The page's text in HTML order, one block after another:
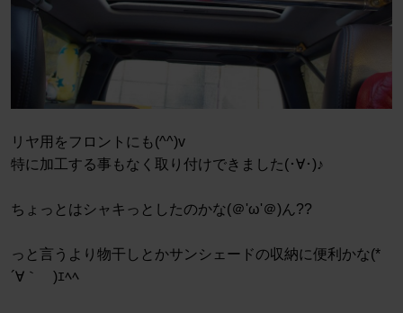
リヤ用をフロントにも(^^)v
特に加工する事もなく取り付けできました(･∀･)♪
ちょっとはシャキっとしたのかな(＠'ω'＠)ん??
っと言うより物干しとかサンシェードの収納に便利かな(*
´∀｀ゞ)ｴﾍﾍ